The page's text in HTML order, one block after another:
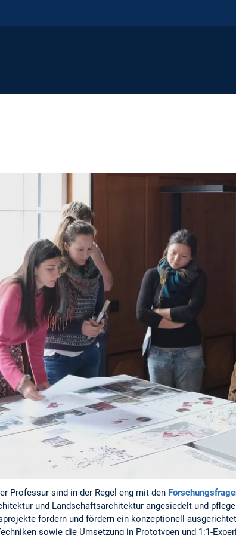
Professur sind in der Regel eng mit den
und Landschaftsarchitektur angesiedelt und
fordern und fördern ein konzeptionell
sowie die Umsetzung in Prototypen und 1:1-